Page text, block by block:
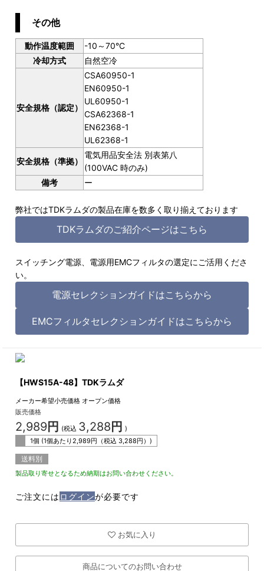
その他
動作温度範囲
-10～70°C
冷却方式
自然空冷
安全規格（認定）
CSA60950-1
EN60950-1
UL60950-1
CSA62368-1
EN62368-1
UL62368-1
安全規格（準拠）
電気用品安全法 別表第八
(100VAC 時のみ)
備考
ー
弊社ではTDKラムダの製品在庫を数多く取り揃えております
TDKラムダのご紹介ページはこちら
スイッチング電源、電源用EMCフィルタの選定にご活用くださ
い。
電源セレクションガイドはこちらから
EMCフィルタセレクションガイドはこちらから
【HWS15A-48】TDKラムダ
メーカー希望小売価格 オープン価格
販売価格
2,989円 (税込 3,288 円 )
1個 (1個あたり2,989円（税込 3,288円）)
送料別
製品取り寄せとなるため納期はお問い合わせください。
ご注文には ログインが必要です
お気に入り
商品についてのお問い合わせ